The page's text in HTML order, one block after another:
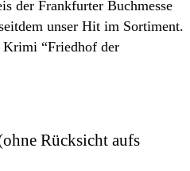
der Frankfurter Buchmesse
unser Hit im Sortiment.
“Friedhof der
Rücksicht aufs